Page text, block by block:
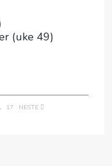
(uke 49)
17 NESTE